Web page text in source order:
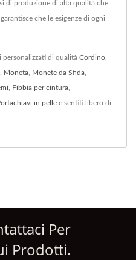
di produzione di alta qualità che
che le esigenze di ogni
di qualità Cordino
Moneta Monete da Sfida
Fibbia per cintura
in pelle e sentiti libero di
Per
Prodotti.